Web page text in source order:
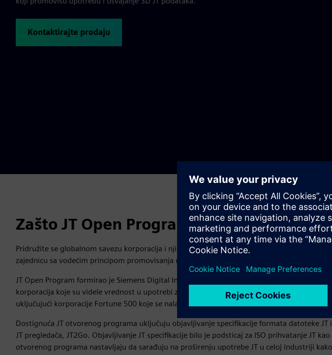
Kontaktirajte prodaju
Zašto JT Open Program?
Pridružite se globalnom savezu korporacija i njihovih dobavljača softvera koji zajedno sa
zajednicu sa vodećim principom promovisanja upotrebe i usvajanja formata datoteke JT.
JT Open Program formirao je Siemens Digital Industries Softvare 2003. godine na zahtev
korporacija koje su videle vrednost u upotrebi zajedničkog 3D formata, JT. Program sada
uključujući korporacije Fortune 500 koje se nalaze širom sveta.
Dostignuća JT otvorenog programa uključuju objavljivanje specifikacije formata datoteke JT
JT pregledača, JT2Go. Objavljivanje JT specifikacije bilo je podsticaj za ISO prihvatanje JT
otvorenog programa nastavljaju da sarađuju na proširenju upotrebe JT u celoj industriji